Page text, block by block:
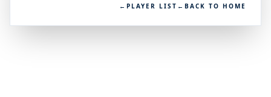
← PLAYER LIST ← BACK TO HOME